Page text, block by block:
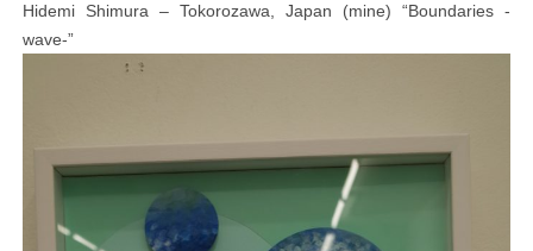
Hidemi Shimura – Tokorozawa, Japan (mine) “Boundaries -
wave-”